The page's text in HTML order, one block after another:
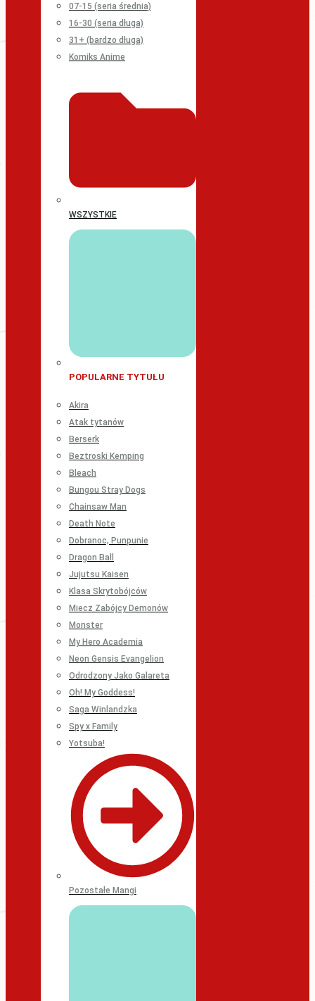
07-15 (seria średnia)
16-30 (seria długa)
31+ (bardzo długa)
Komiks Anime
WSZYSTKIE
POPULARNE TYTUŁU
Akira
Atak tytanów
Berserk
Beztroski Kemping
Bleach
Bungou Stray Dogs
Chainsaw Man
Death Note
Dobranoc, Punpunie
Dragon Ball
Jujutsu Kaisen
Klasa Skrytobójców
Miecz Zabójcy Demonów
Monster
My Hero Academia
Neon Gensis Evangelion
Odrodzony Jako Galareta
Oh! My Goddess!
Saga Winlandzka
Spy x Family
Yotsuba!
Pozostałe Mangi